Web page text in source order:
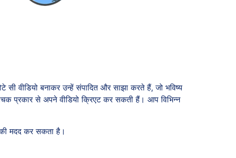
सी वीडियो बनाकर उन्हें संपादित और साझा करते हैं, जो भविष्य
प्रकार से अपने वीडियो क्रिएट कर सकती हैं। आप विभिन्न
मदद कर सकता है।